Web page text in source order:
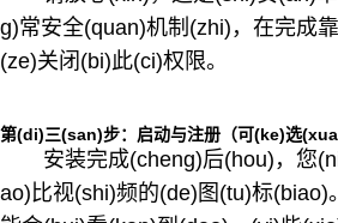
g)常安全(quan)机制(zhi)，在完成
(ze)关闭(bi)此(ci)权限。
第(di)三(san)步：启动与注册（可(ke)选
安装完成(cheng)后(hou)，您
ao)比视(shi)频的(de)图(tu)标